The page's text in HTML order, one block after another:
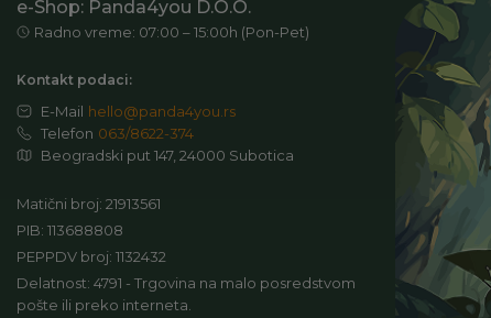
e-Shop: Panda4you D.O.O.
Radno vreme: 07:00 – 15:00h (Pon-Pet)
Kontakt podaci:
E-Mail hello@panda4you.rs
Telefon 063/8622-374
Beogradski put 147, 24000 Subotica
Matični broj: 21913561
PIB: 113688808
PEPPDV broj: 1132432
Delatnost: 4791 - Trgovina na malo posredstvom
pošte ili preko interneta.